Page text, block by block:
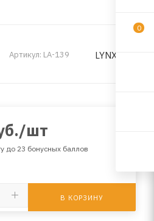
Артикул: LA-139 LYNXauto
/шт
до 23 бонусных баллов
В КОРЗИНУ
0